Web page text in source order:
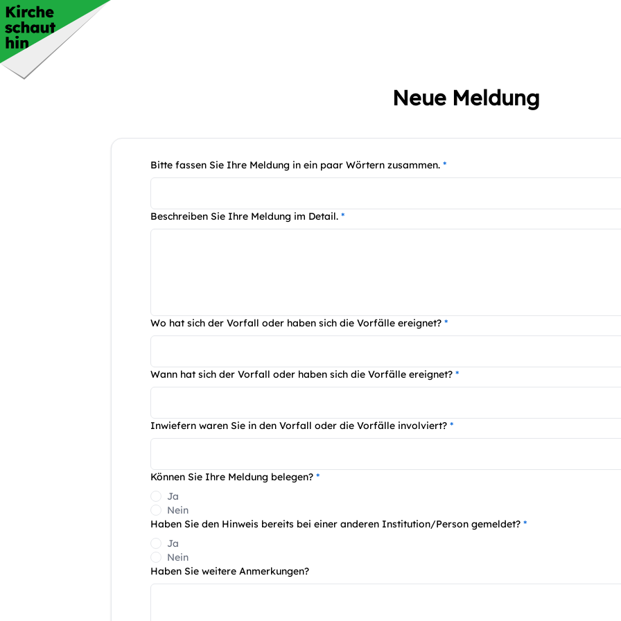
Neue Meldung
Bitte fassen Sie Ihre Meldung in ein paar Wörtern zusammen.
Beschreiben Sie Ihre Meldung im Detail.
Wo hat sich der Vorfall oder haben sich die Vorfälle ereignet?
Wann hat sich der Vorfall oder haben sich die Vorfälle ereignet?
Inwiefern waren Sie in den Vorfall oder die Vorfälle involviert?
Können Sie Ihre Meldung belegen?
Ja
Nein
Haben Sie den Hinweis bereits bei einer anderen Institution/Person gemeldet?
Ja
Nein
Haben Sie weitere Anmerkungen?